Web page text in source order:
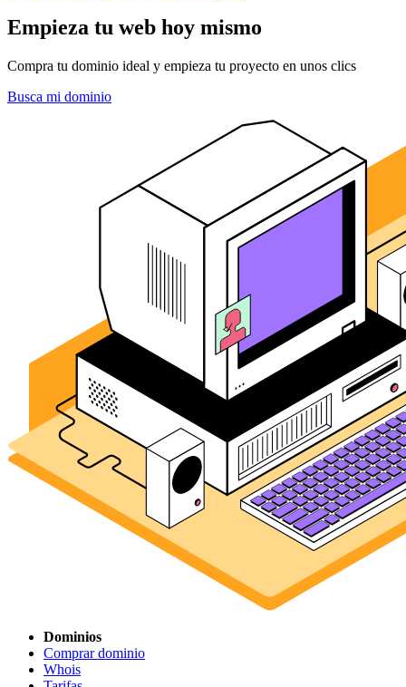
Empieza tu web hoy mismo
Compra tu dominio ideal y empieza tu proyecto en unos clics
Busca mi dominio
Dominios
Comprar dominio
Whois